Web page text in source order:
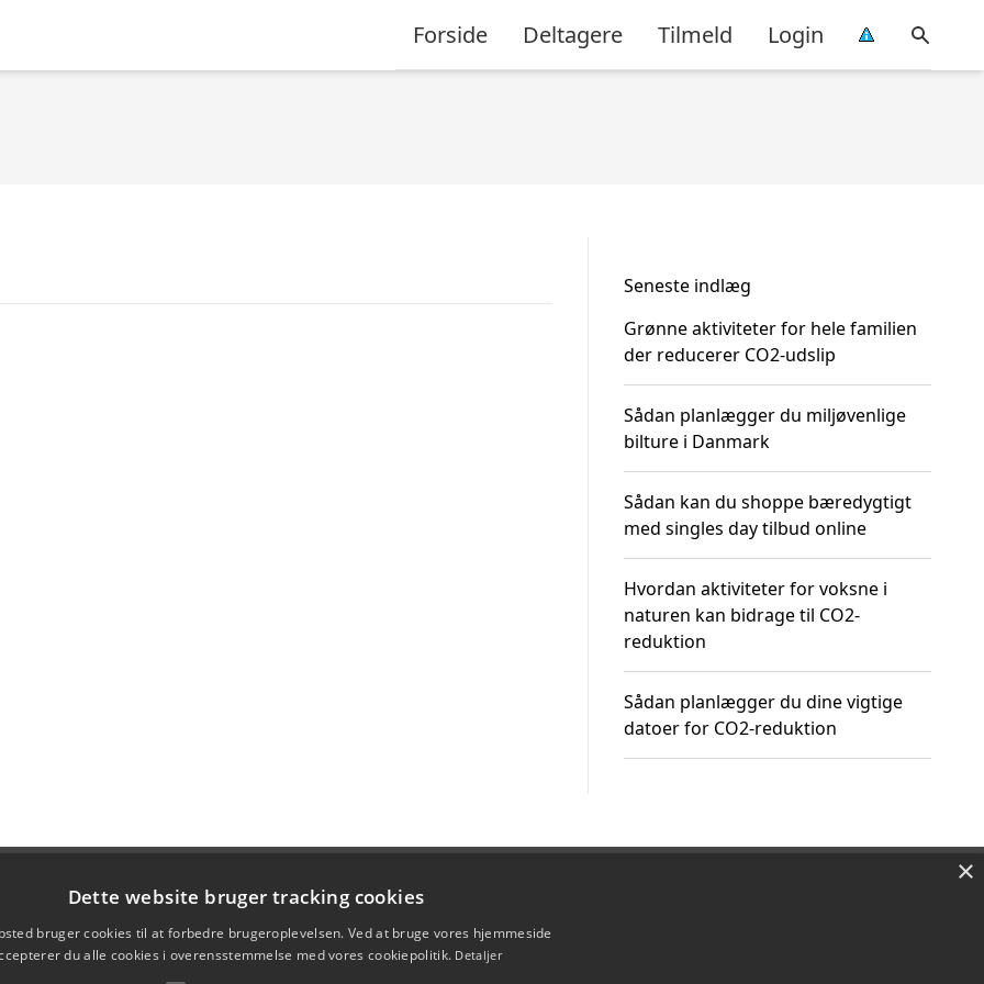
Forside Deltagere Tilmeld Login
Seneste indlæg
Grønne aktiviteter for hele familien
der reducerer CO2-udslip
Sådan planlægger du miljøvenlige
bilture i Danmark
Sådan kan du shoppe bæredygtigt
med singles day tilbud online
Hvordan aktiviteter for voksne i
naturen kan bidrage til CO2-
reduktion
Sådan planlægger du dine vigtige
datoer for CO2-reduktion
×
Dette website bruger tracking cookies
bruger cookies til at forbedre brugeroplevelsen. Ved at bruge vores hjemmeside
du alle cookies i overensstemmelse med vores cookiepolitik. Detaljer